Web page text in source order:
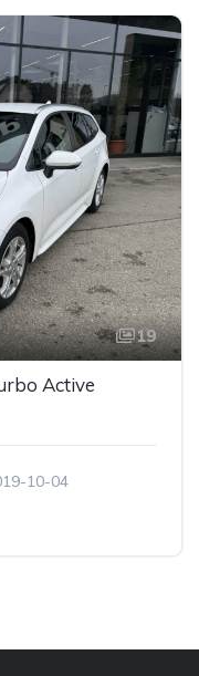
19
Active
10-04